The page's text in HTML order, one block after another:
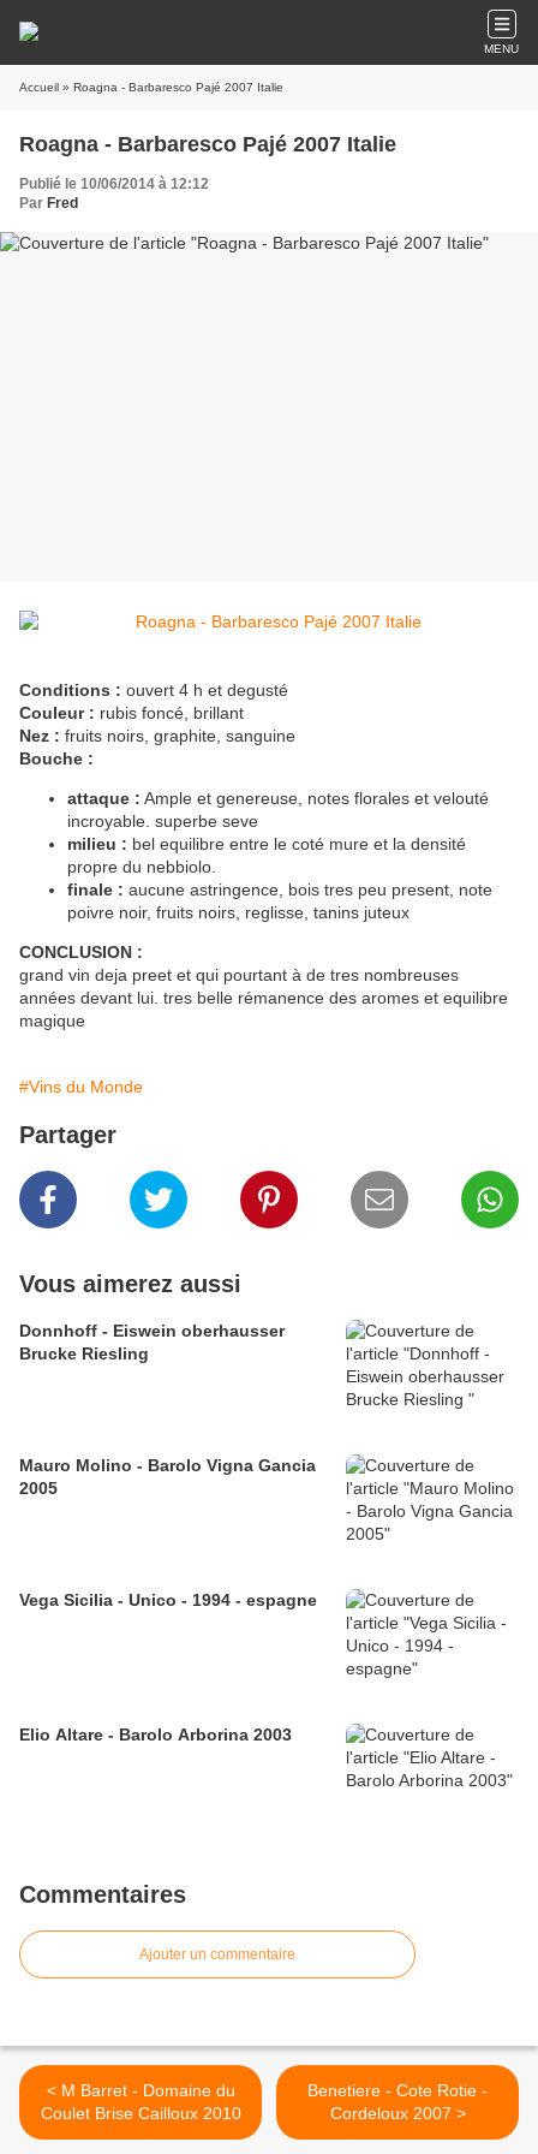
MENU
Accueil » Roagna - Barbaresco Pajé 2007 Italie
Roagna - Barbaresco Pajé 2007 Italie
Publié le 10/06/2014 à 12:12
Par Fred
Conditions : ouvert 4 h et degusté
Couleur : rubis foncé, brillant
Nez : fruits noirs, graphite, sanguine
Bouche :
attaque : Ample et genereuse, notes florales et velouté
incroyable. superbe seve
milieu : bel equilibre entre le coté mure et la densité
propre du nebbiolo.
finale : aucune astringence, bois tres peu present, note
poivre noir, fruits noirs, reglisse, tanins juteux
CONCLUSION :
grand vin deja preet et qui pourtant à de tres nombreuses
années devant lui. tres belle rémanence des aromes et equilibre
magique
#Vins du Monde
Partager
Vous aimerez aussi
Donnhoff - Eiswein oberhausser
Brucke Riesling
Mauro Molino - Barolo Vigna Gancia
2005
Vega Sicilia - Unico - 1994 - espagne
Elio Altare - Barolo Arborina 2003
Commentaires
Ajouter un commentaire
< M Barret - Domaine du
Coulet Brise Cailloux 2010
Benetiere - Cote Rotie -
Cordeloux 2007 >